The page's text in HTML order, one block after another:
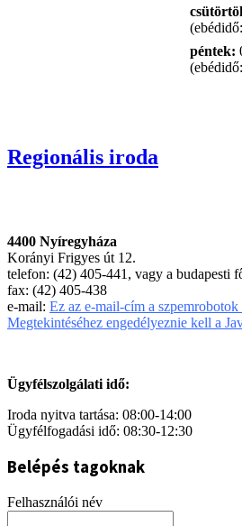
péntek:
Regionális iroda
4400 Nyíregyháza
Korányi Frigyes út 12.
telefon: (42) 405-441, vagy a budapesti
fax: (42) 405-438
e-mail: Ez az e-mail-cím a
Megtekintéséhez engedélyeznie kell a
Ügyfélszolgálati idő:
Iroda nyitva tartása: 08:00-14:00
Ügyfélfogadási idő: 08:30-12:30
Belépés tagoknak
Felhasználói név